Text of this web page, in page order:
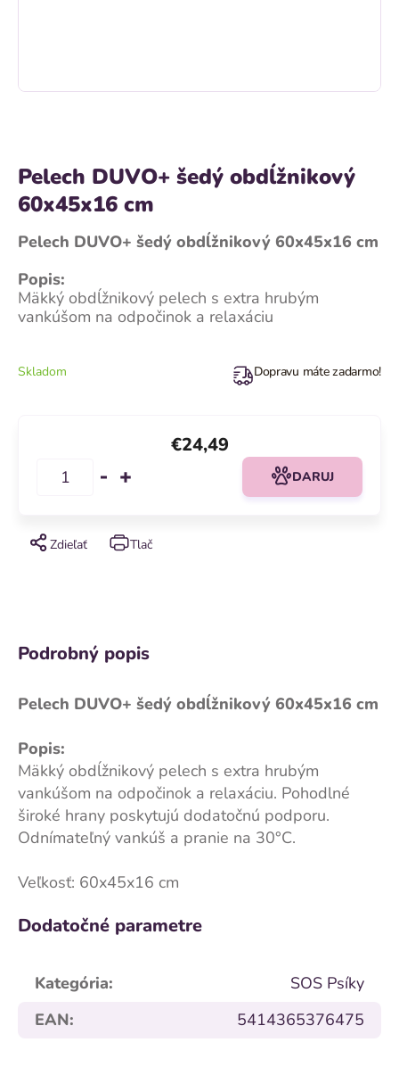
Pelech DUVO+ šedý obdĺžnikový
60x45x16 cm
Pelech DUVO+ šedý obdĺžnikový 60x45x16 cm
Popis:
Mäkký obdĺžnikový pelech s extra hrubým
vankúšom na odpočinok a relaxáciu
Tlač
Zdieľať
Skladom Dopravu máte zadarmo!
€24,49
DARUJ
Podrobný popis
Pelech DUVO+ šedý obdĺžnikový 60x45x16 cm
Popis:
Mäkký obdĺžnikový pelech s extra hrubým
vankúšom na odpočinok a relaxáciu. Pohodlné
široké hrany poskytujú dodatočnú podporu.
Odnímateľný vankúš a pranie na 30°C.
Veľkosť: 60x45x16 cm
Dodatočné parametre
Kategória:
SOS Psíky
EAN: 5414365376475